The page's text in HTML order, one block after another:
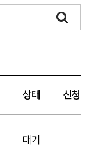
상태 신청
대기